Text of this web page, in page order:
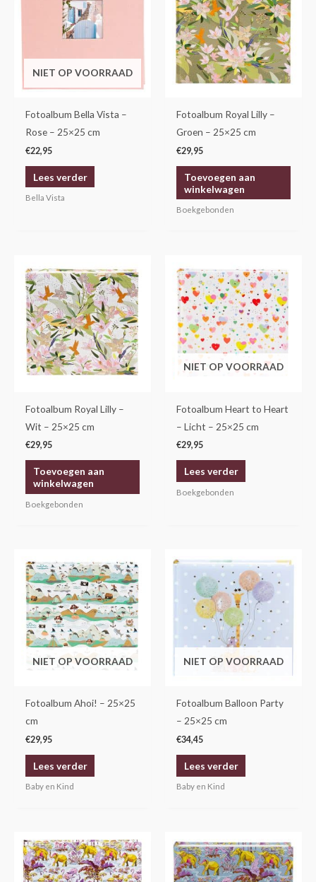
NIET OP VOORRAAD
Fotoalbum Bella Vista –
Rose – 25×25 cm
€22,95
Lees verder
Bella Vista
Fotoalbum Royal Lilly –
Groen – 25×25 cm
€29,95
Toevoegen aan
winkelwagen
Boekgebonden
Fotoalbum Royal Lilly –
Wit – 25×25 cm
€29,95
Toevoegen aan
winkelwagen
Boekgebonden
NIET OP VOORRAAD
Fotoalbum Heart to Heart
– Licht – 25×25 cm
€29,95
Lees verder
Boekgebonden
NIET OP VOORRAAD
Fotoalbum Ahoi! – 25×25
cm
€29,95
Lees verder
Baby en Kind
NIET OP VOORRAAD
Fotoalbum Balloon Party
– 25×25 cm
€34,45
Lees verder
Baby en Kind
€34,45
tot
€36,25
Dit
product
heeft
€34,45
tot
€36,25
Dit
product
heeft